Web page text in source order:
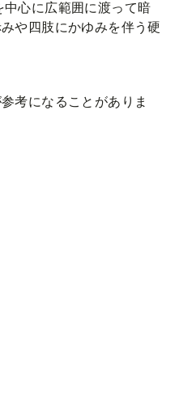
心に広範囲に渡って暗
や四肢にかゆみを伴う硬
考になることがありま